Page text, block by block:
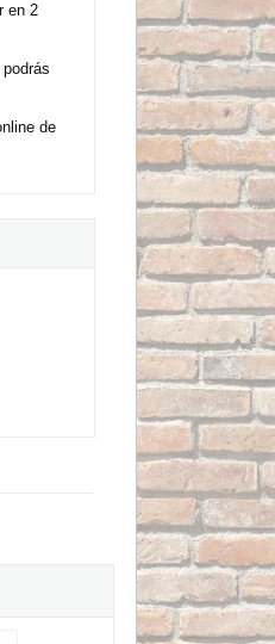
en 2
de
a distancia Ø40cm 45W EDM